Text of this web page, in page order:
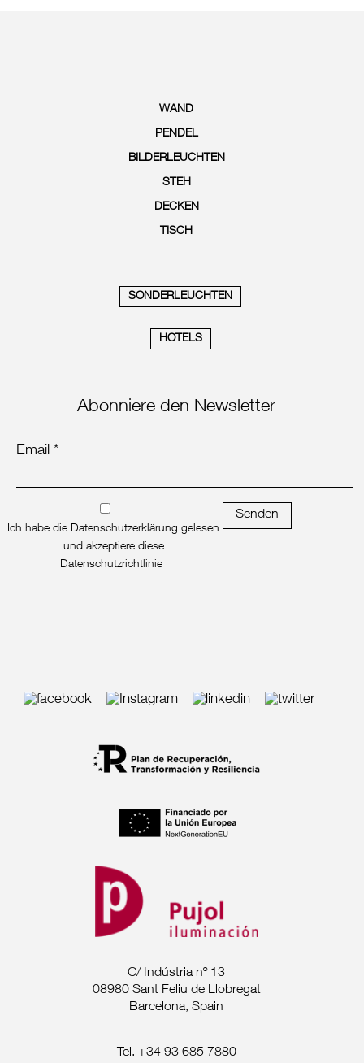
WAND
PENDEL
BILDERLEUCHTEN
STEH
DECKEN
TISCH
SONDERLEUCHTEN
HOTELS
Abonniere den Newsletter
Email *
Ich habe die Datenschutzerklärung gelesen
und akzeptiere diese
Datenschutzrichtlinie
Senden
C/ Indústria nº 13
08980 Sant Feliu de Llobregat
Barcelona, Spain
Tel. +34 93 685 7880